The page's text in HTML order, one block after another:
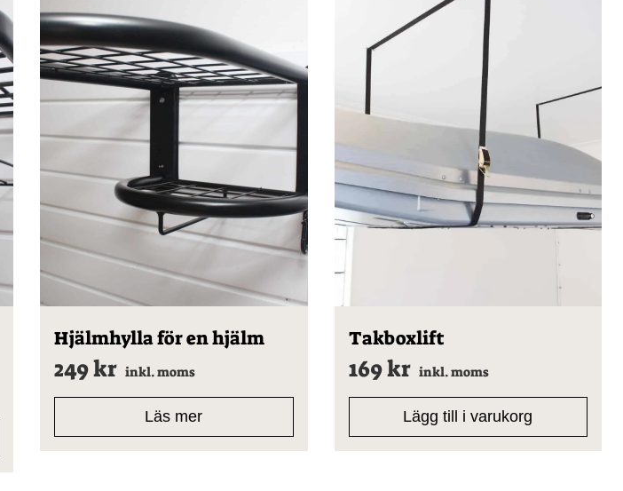
Hjälmhylla för en hjälm
249kr inkl. moms
Läs mer
Takboxlift
169kr inkl. moms
Lägg till i varukorg